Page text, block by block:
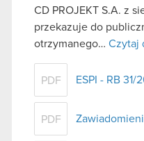
CD PROJEKT S.A. z
przekazuje do
otrzymanego… Czytaj
PDF ESPI - RB 31/
PDF